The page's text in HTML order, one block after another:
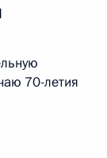
70-летия